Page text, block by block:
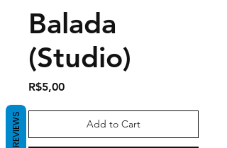
Balada
(Studio)
R$5,00Price
Add to Cart
REVIEWS